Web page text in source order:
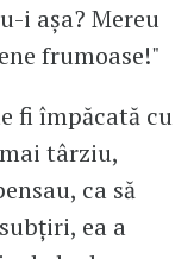
i așa? Mereu
frumoase!"
fi împăcată cu
târziu,
ca să
ea a